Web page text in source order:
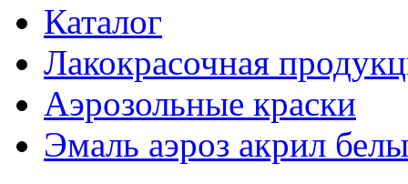
Каталог
Лакокрасочная
Аэрозольные краски
Эмаль аэроз акрил